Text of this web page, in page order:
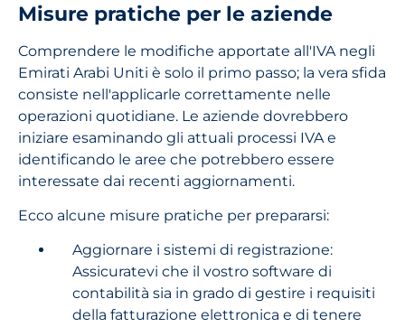
Misure pratiche per le aziende
Comprendere le modifiche apportate all'IVA negli
Emirati Arabi Uniti è solo il primo passo; la vera sfida
consiste nell'applicarle correttamente nelle
operazioni quotidiane. Le aziende dovrebbero
iniziare esaminando gli attuali processi IVA e
identificando le aree che potrebbero essere
interessate dai recenti aggiornamenti.
Ecco alcune misure pratiche per prepararsi:
Aggiornare i sistemi di registrazione:
Assicuratevi che il vostro software di
contabilità sia in grado di gestire i requisiti
della fatturazione elettronica e di tenere